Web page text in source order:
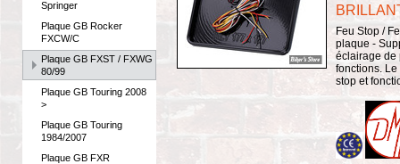
Springer
Plaque GB Rocker
FXCW/C
Plaque GB FXST / FXWG
80/99
Plaque GB Touring 2008
>
Plaque GB Touring
1984/2007
Plaque GB FXR
Feu Stop /
plaque -
éclairage de
fonctions. Le
stop et